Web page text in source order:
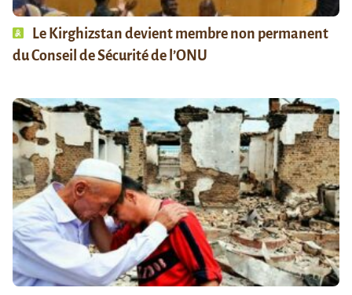
Le Kirghizstan devient membre non permanent
du Conseil de Sécurité de l’ONU